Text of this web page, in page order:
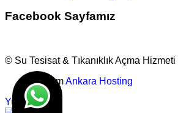
Facebook Sayfamız
© Su Tesisat & Tıkanıklık Açma
TasarımAnkara Hosting
Yukarı